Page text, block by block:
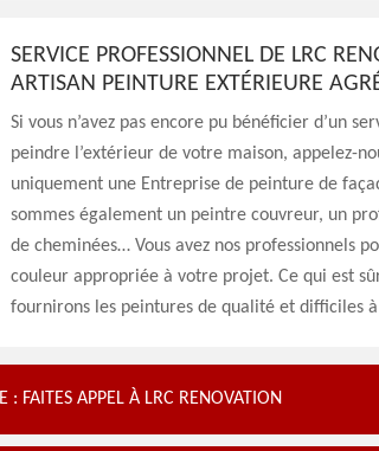
SERVICE PROFESSIONNEL DE LRC
ARTISAN PEINTURE EXTÉRIEURE
Si vous n’avez pas encore pu bénéficier d’un
peindre l’extérieur de votre maison, appelez-
uniquement une Entreprise de peinture de
sommes également un peintre couvreur, un
de cheminées… Vous avez nos professionnels
couleur appropriée à votre projet. Ce qui est
fournirons les peintures de qualité et difficiles à
: FAITES APPEL À LRC RENOVATION